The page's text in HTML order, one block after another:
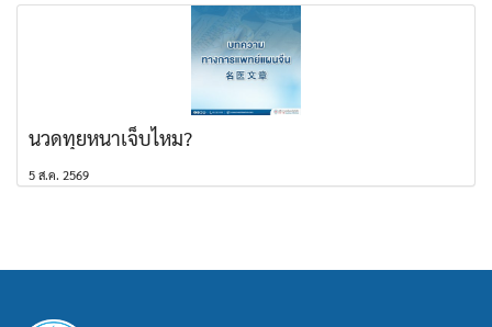
นวดทุยหนาเจ็บไหม?
5 ส.ค. 2569